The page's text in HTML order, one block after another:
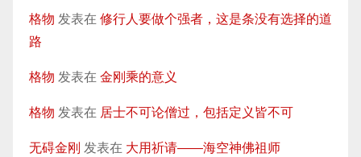
格物 发表在 修行人要做个强者，这是条没有选择的道
路
格物 发表在 金刚乘的意义
格物 发表在 居士不可论僧过，包括定义皆不可
无碍金刚 发表在 大用祈请——海空神佛祖师